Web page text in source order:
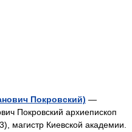
Покровский) —
Покровский архиепископ
магистр Киевской академии.